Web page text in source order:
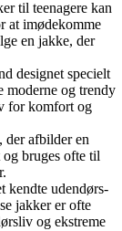
til teenagere kan
at imødekomme
en jakke, der
designet specielt
moderne og trendy
for komfort og
afbilder en
bruges ofte til
kendte udendørs-
jakker er ofte
og ekstreme